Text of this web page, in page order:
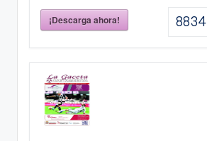
¡Descarga ahora! 8834